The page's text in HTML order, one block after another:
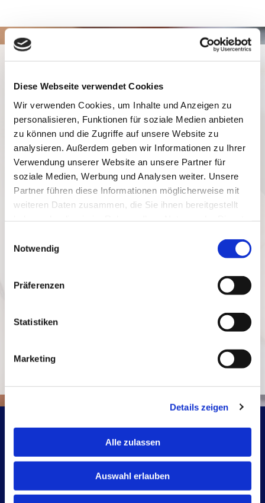
Diese Webseite verwendet Cookies
Wir verwenden Cookies, um Inhalte und Anzeigen zu
personalisieren, Funktionen für soziale Medien anbieten
zu können und die Zugriffe auf unsere Website zu
analysieren. Außerdem geben wir Informationen zu Ihrer
Verwendung unserer Website an unsere Partner für
soziale Medien, Werbung und Analysen weiter. Unsere
Partner führen diese Informationen möglicherweise mit
weiteren Daten zusammen, die Sie ihnen bereitgestellt
Notwendig
Präferenzen
Statistiken
Marketing
Details zeigen
Alle zulassen
Auswahl erlauben
Malerbetrieb Dausch GmbH
Gewerbering 40
91341 Röttenbach in Mittelfranken bei Erlangen
Telefon:09195 4610
Fax: 09195 6305
E-Mail: info@firma-dausch.de
Bitte akzeptieren Sie Marketing-Cookies, um
Kontaktformular
Ihr Vor- und Nachname*